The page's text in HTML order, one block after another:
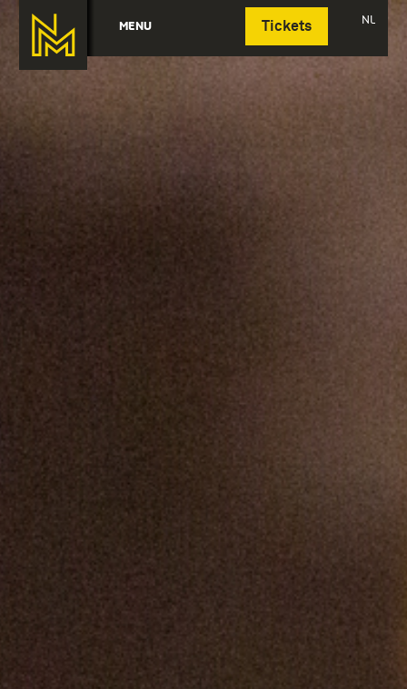
MENU Tickets NL
Deutsch